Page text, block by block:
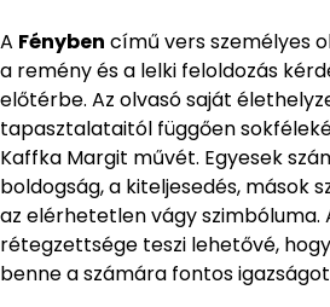
A Fényben című vers személyes
a remény és a lelki feloldozás
előtérbe. Az olvasó saját
tapasztalataitól függően
Kaffka Margit művét. Egyesek
boldogság, a kiteljesedés, mások
az elérhetetlen vágy szimbóluma.
rétegzettsége teszi lehetővé,
benne a számára fontos